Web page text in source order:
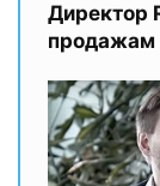
Директор
продажам